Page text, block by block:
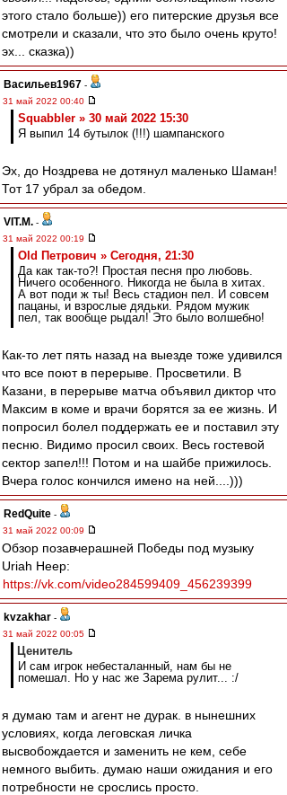
этого стало больше)) его питерские друзья все
смотрели и сказали, что это было очень круто!
эх... сказка))
Васильев1967 -
31 май 2022 00:40
Squabbler » 30 май 2022 15:30
Я выпил 14 бутылок (!!!) шампанского
Эх, до Ноздрева не дотянул маленько Шаман!
Тот 17 убрал за обедом.
VIT.M. -
31 май 2022 00:19
Old Петрович » Сегодня, 21:30
Да как так-то?! Простая песня про любовь.
Ничего особенного. Никогда не была в хитах.
А вот поди ж ты! Весь стадион пел. И совсем
пацаны, и взрослые дядьки. Рядом мужик
пел, так вообще рыдал! Это было волшебно!
Как-то лет пять назад на выезде тоже удивился
что все поют в перерыве. Просветили. В
Казани, в перерыве матча объявил диктор что
Максим в коме и врачи борятся за ее жизнь. И
попросил болел поддержать ее и поставил эту
песню. Видимо просил своих. Весь гостевой
сектор запел!!! Потом и на шайбе прижилось.
Вчера голос кончился имено на ней....)))
RedQuite -
31 май 2022 00:09
Обзор позавчерашней Победы под музыку
Uriah Heep:
https://vk.com/video284599409_456239399
kvzakhar -
31 май 2022 00:05
Ценитель
И сам игрок небесталанный, нам бы не
помешал. Но у нас же Зарема рулит... :/
я думаю там и агент не дурак. в нынешних
условиях, когда леговская личка
высвобождается и заменить не кем, себе
немного выбить. думаю наши ожидания и его
потребности не срослись просто.